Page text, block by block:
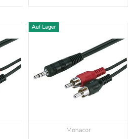
Auf Lager
Monacor